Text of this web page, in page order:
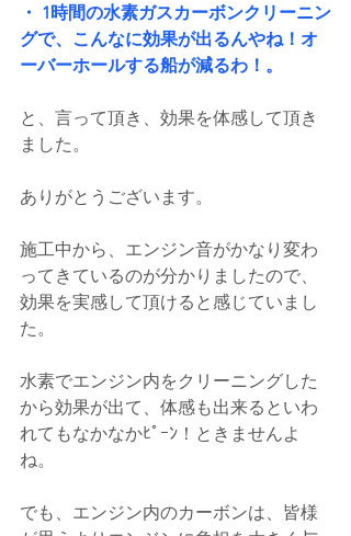
・ 1時間の水素ガスカーボンクリーニン
グで、こんなに効果が出るんやね！オ
ーバーホールする船が減るわ！。
と、言って頂き、効果を体感して頂き
ました。
ありがとうございます。
施工中から、エンジン音がかなり変わ
ってきているのが分かりましたので、
効果を実感して頂けると感じていまし
た。
水素でエンジン内をクリーニングした
から効果が出て、体感も出来るといわ
れてもなかなかﾋﾟｰﾝ！ときませんよ
ね。
でも、エンジン内のカーボンは、皆様